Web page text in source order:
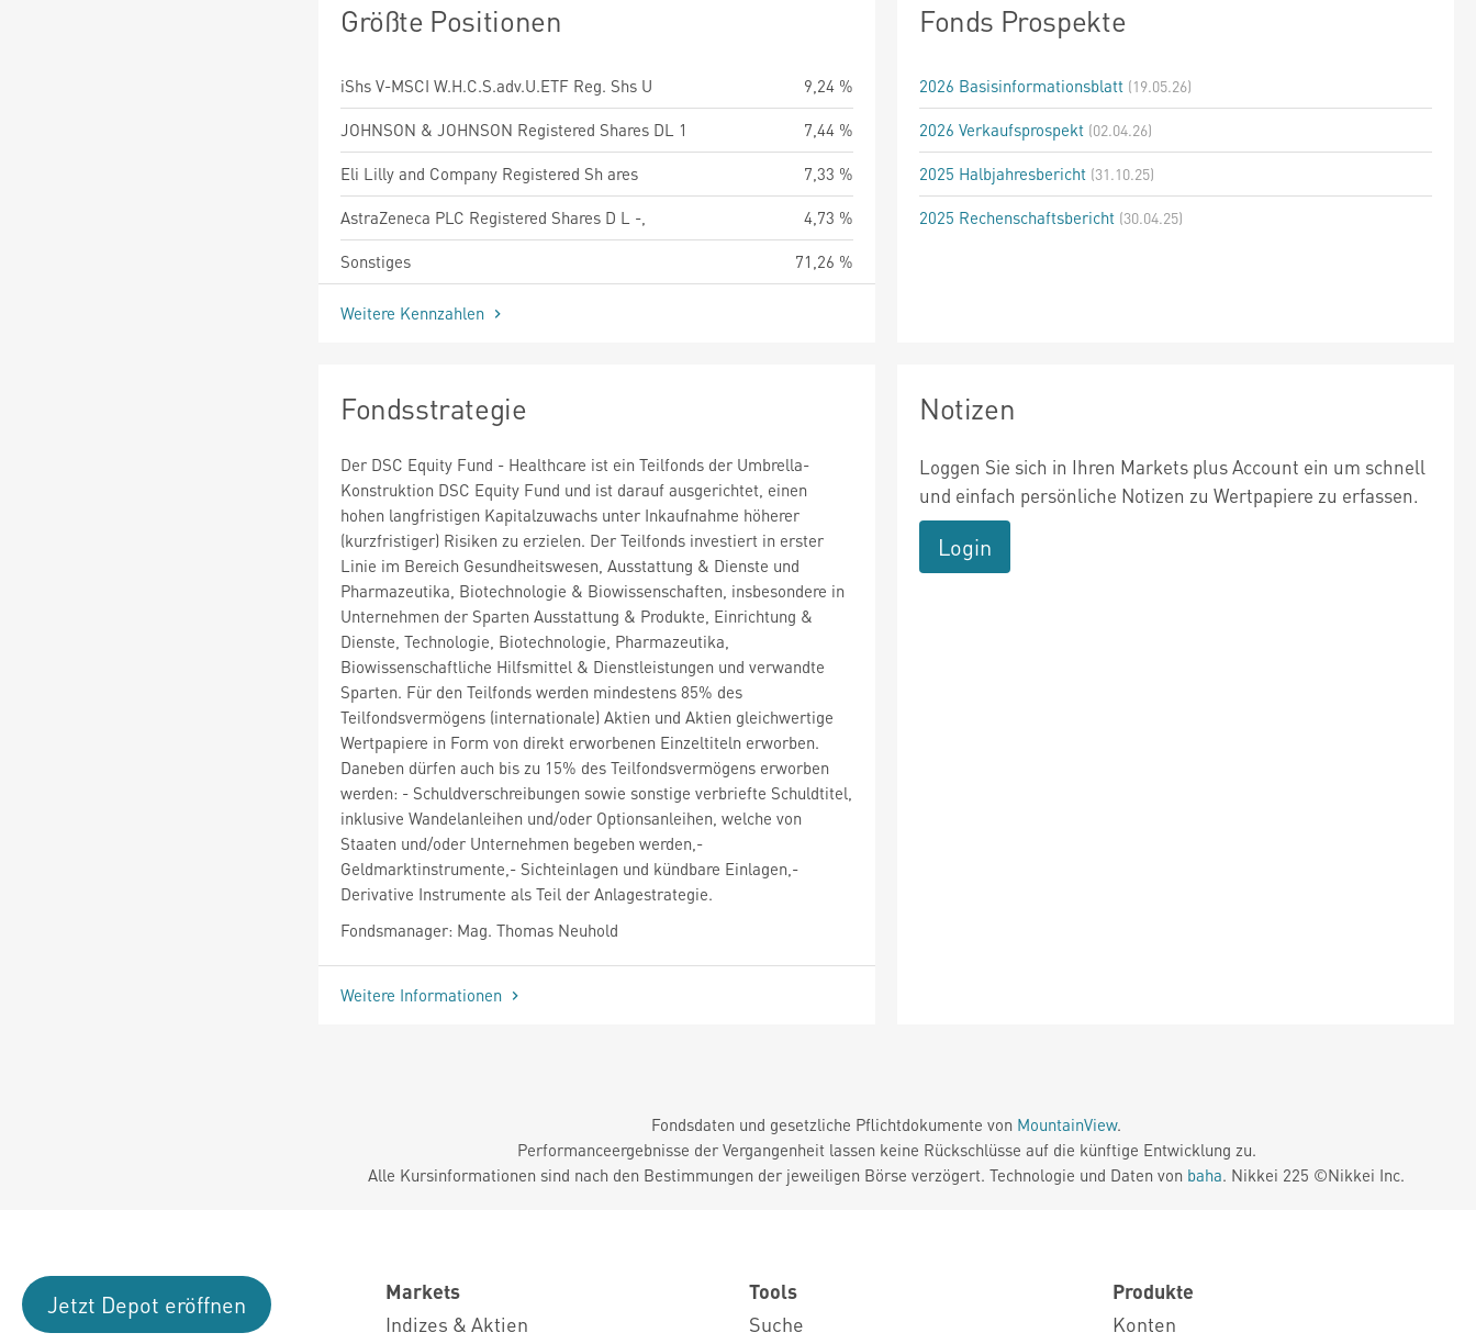
Größte Positionen
iShs V-MSCI W.H.C.S.adv.U.ETF Reg. Shs U
9,24 %
JOHNSON & JOHNSON Registered Shares DL 1
7,44 %
Eli Lilly and Company Registered Sh ares
7,33 %
AstraZeneca PLC Registered Shares D L -,
4,73 %
Sonstiges
71,26 %
Weitere Kennzahlen
Fonds Prospekte
2026 Basisinformationsblatt (19.05.26)
2026 Verkaufsprospekt (02.04.26)
2025 Halbjahresbericht (31.10.25)
2025 Rechenschaftsbericht (30.04.25)
Fondsstrategie
Der DSC Equity Fund - Healthcare ist ein Teilfonds der Umbrella-
Konstruktion DSC Equity Fund und ist darauf ausgerichtet, einen
hohen langfristigen Kapitalzuwachs unter Inkaufnahme höherer
(kurzfristiger) Risiken zu erzielen. Der Teilfonds investiert in erster
Linie im Bereich Gesundheitswesen, Ausstattung & Dienste und
Pharmazeutika, Biotechnologie & Biowissenschaften, insbesondere in
Unternehmen der Sparten Ausstattung & Produkte, Einrichtung &
Dienste, Technologie, Biotechnologie, Pharmazeutika,
Biowissenschaftliche Hilfsmittel & Dienstleistungen und verwandte
Sparten. Für den Teilfonds werden mindestens 85% des
Teilfondsvermögens (internationale) Aktien und Aktien gleichwertige
Wertpapiere in Form von direkt erworbenen Einzeltiteln erworben.
Daneben dürfen auch bis zu 15% des Teilfondsvermögens erworben
werden: - Schuldverschreibungen sowie sonstige verbriefte Schuldtitel,
inklusive Wandelanleihen und/oder Optionsanleihen, welche von
Staaten und/oder Unternehmen begeben werden,-
Geldmarktinstrumente,- Sichteinlagen und kündbare Einlagen,-
Derivative Instrumente als Teil der Anlagestrategie.
Fondsmanager: Mag. Thomas Neuhold
Weitere Informationen
Notizen
Loggen Sie sich in Ihren Markets plus Account ein um schnell
und einfach persönliche Notizen zu Wertpapiere zu erfassen.
Login
Fondsdaten und gesetzliche Pflichtdokumente von MountainView.
Performanceergebnisse der Vergangenheit lassen keine Rückschlüsse auf die künftige Entwicklung zu.
Alle Kursinformationen sind nach den Bestimmungen der jeweiligen Börse verzögert. Technologie und Daten von baha. Nikkei 225 ©Nikkei Inc.
Jetzt Depot eröffnen
Markets
Indizes & Aktien
Tools
Suche
Produkte
Konten